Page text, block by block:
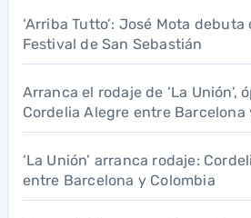
‘Arriba Tutto’: José Mota
Festival de San Sebastián
Arranca el rodaje de ‘La Unión’,
Cordelia Alegre entre Barcelona
‘La Unión’ arranca rodaje:
entre Barcelona y Colombia